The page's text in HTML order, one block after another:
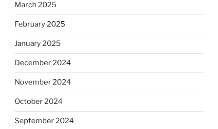
March 2025
February 2025
January 2025
December 2024
November 2024
October 2024
September 2024